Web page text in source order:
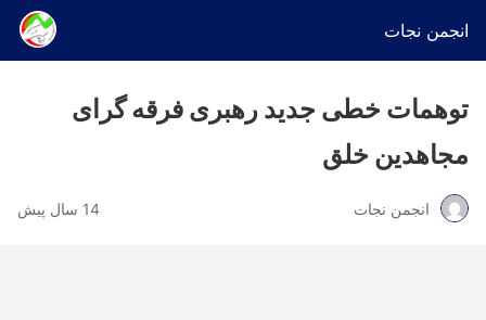
انجمن نجات
توهمات خطی جدید رهبری فرقه گرای
مجاهدین خلق
انجمن نجات 14 سال پیش